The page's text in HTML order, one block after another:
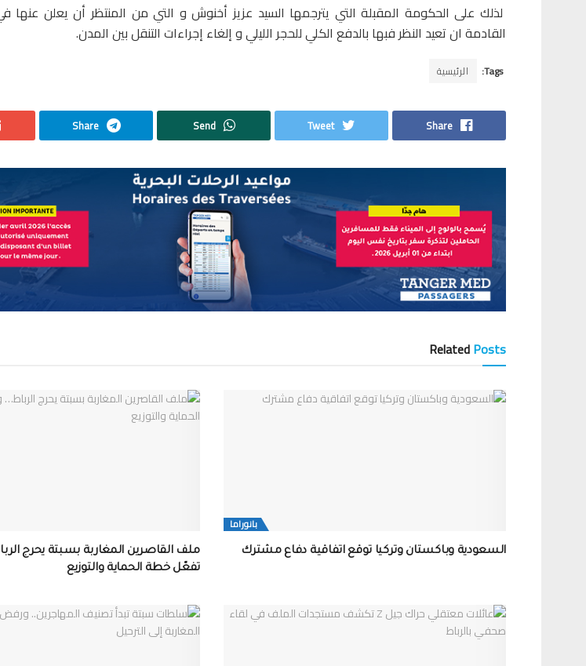
لذلك على الحكومة المقبلة التي يترجمها السيد عزيز أخنوش و التي من المنتظر أن يعلن عنها في
القادمة ان تعيد النظر فبها بالدفع الكلي للحجر الليلي و إلغاء إجراءات التنقل بين المدن.
Tags: الرئيسية
Share
Tweet
Send
Share
RelatedPosts
بانوراما
السعودية وباكستان وتركيا توقع اتفاقية دفاع مشترك
ملف القاصرين المغاربة بسبتة يحرج
تفعّل خطة الحماية والتوزيع